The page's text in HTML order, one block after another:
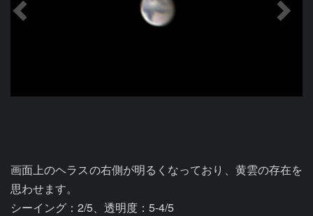
画面上のヘラスの右側が明るくなっており、黄雲の存在を
思わせます。
シーイング：2/5、透明度：5-4/5